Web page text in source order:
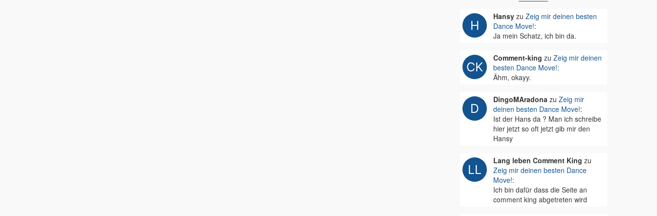
Hansyzu Zeig mir deinen besten
Dance Move!:
Ja mein Schatz, ich bin da.
Comment-king zu Zeig mir deinen
besten Dance Move!:
Ähm, okayy.
DingoMAradonazu Zeig mir
deinen besten Dance Move!:
Ist der Hans da ? Man ich schreibe
hier jetzt so oft jetzt gib mir den
Hansy
Lang leben Comment King zu
Zeig mir deinen besten Dance
Move!:
Ich bin dafür dass die Seite an
comment king abgetreten wird